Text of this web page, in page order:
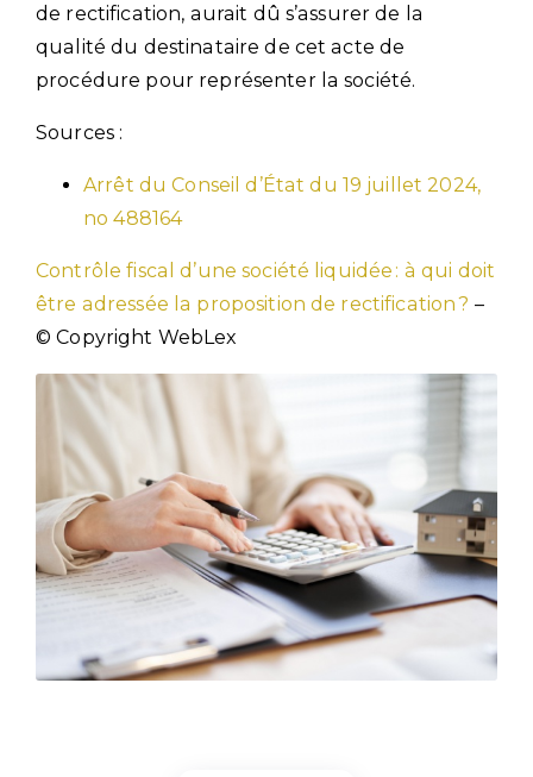
de rectification, aurait dû s’assurer de la
qualité du destinataire de cet acte de
procédure pour représenter la société.
Sources :
Arrêt du Conseil d’État du 19 juillet 2024,
no 488164
Contrôle fiscal d’une société liquidée : à qui doit
être adressée la proposition de rectification ? –
© Copyright WebLex